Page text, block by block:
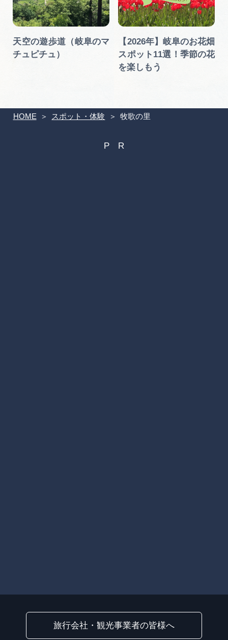
HOME スポット・体験 牧歌の里
天空の遊歩道（岐阜のマ
チュピチュ）
【2026年】岐阜のお花畑
スポット11選！季節の花
を楽しもう
旅行会社・観光事業者の皆様へ